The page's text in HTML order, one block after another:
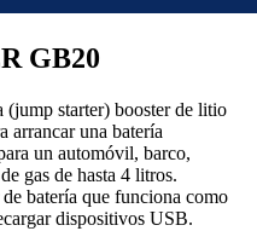
GB20
(jump starter) booster de litio
arrancar una batería
un automóvil, barco,
gas de hasta 4 litros.
batería que funciona como
dispositivos USB.